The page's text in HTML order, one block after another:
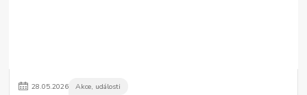
28.05.2026 Akce, události